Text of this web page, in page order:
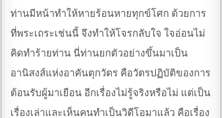
ท่านมีหน้าทำให้หายร้อนหายทุกข์โศก ด้วยการ
ที่พระเถระเช่นนี้ จึงทำให้โจรกลับใจ ใจอ่อนไม่
คิดทำร้ายท่าน นี่ท่านยกตัวอย่างขึ้นมาเป็น
อานิสงส์แห่งอาคันตุกวัตร คือวัตรปฏิบัติของการ
ต้อนรับผู้มาเยือน อีกเรื่องไม่รู้จริงหรือไม่ แต่เป็น
เรื่องเล่าและเห็นคนทำเป็นวิดีโอมาแล้ว คือเรื่อง